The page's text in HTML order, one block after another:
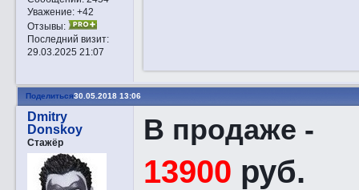
Уважение: +42
Отзывы:
Последний визит:
29.03.2025 21:07
Поделиться30.05.2018 13:06
Dmitry
Donskoy
Стажёр В продаже -
13900 руб.